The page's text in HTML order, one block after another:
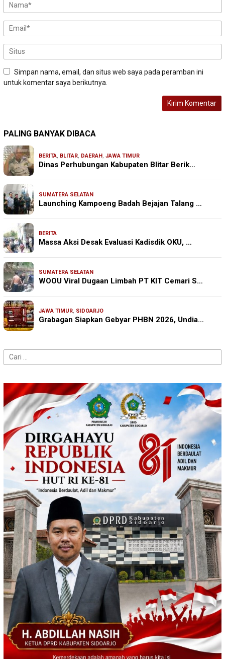
Simpan nama, email, dan situs web saya pada peramban ini
untuk komentar saya berikutnya.
PALING BANYAK DIBACA
BERITA, BLITAR, DAERAH , JAWA TIMUR
Dinas Perhubungan Kabupaten Blitar Berik…
SUMATERA SELATAN
Launching Kampoeng Badah Bejajan Talang …
BERITA
Massa Aksi Desak Evaluasi Kadisdik OKU, …
SUMATERA SELATAN
WOOU Viral Dugaan Limbah PT KIT Cemari S…
JAWA TIMUR, SIDOARJO
Grabagan Siapkan Gebyar PHBN 2026, Undia…
Cari
untuk: